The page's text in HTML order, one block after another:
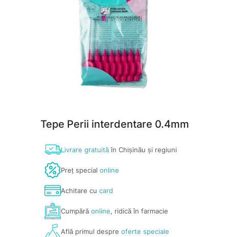
Tepe Perii interdentare 0.4mm
Livrare gratuităîn Chișinău și regiuni
Preț special online
Achitare cu card
Cumpărăonline, ridică în farmacie
Află primul despre oferte speciale